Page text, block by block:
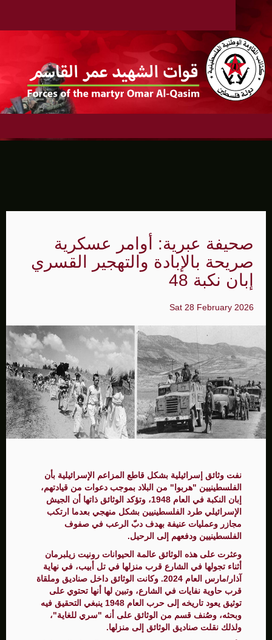
صحيفة عبرية: أوامر عسكرية
صريحة بالإبادة والتهجير القسري
إبان نكبة 48
Sat 28 February 2026
نفت وثائق إسرائيلية بشكل قاطع المزاعم الإسرائيلية بأن
الفلسطينيين "هربوا" من البلاد بموجب دعوات من قيادتهم،
إبان النكبة في العام 1948، وتؤكد الوثائق ذاتها أن الجيش
الإسرائيلي طرد الفلسطينيين بشكل منهجي بعدما ارتكب
مجازر وعمليات عنيفة بهدف دبّ الرعب في صفوف
الفلسطينيين ودفعهم إلى الرحيل.
وعثرت على هذه الوثائق عالمة الحيوانات رونيت زيلبرمان
أثناء تجولها في الشارع قرب منزلها في تل أبيب، في نهاية
آذار/مارس العام 2024. وكانت الوثائق داخل صناديق وملقاة
قرب حاوية نفايات في الشارع، وتبين لها أنها تحتوي على
توثيق يعود تاريخه إلى حرب العام 1948 ينبغي التحقيق فيه
وبحثه، وصُنف قسم من الوثائق على أنه "سري للغاية"،
ولذلك نقلت صناديق الوثائق إلى منزلها.